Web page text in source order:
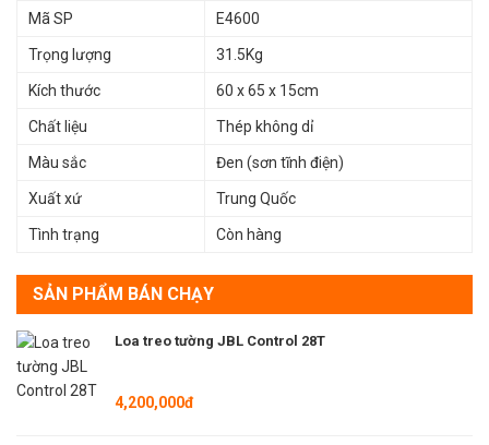
Mã SP E4600
Trọng lượng 31.5Kg
Kích thước 60 x 65 x 15cm
Chất liệu Thép không dỉ
Màu sắc Đen (sơn tĩnh điện)
Xuất xứ Trung Quốc
Tình trạng Còn hàng
SẢN PHẨM BÁN CHẠY
Loa treo tường JBL Control 28T
4,200,000đ